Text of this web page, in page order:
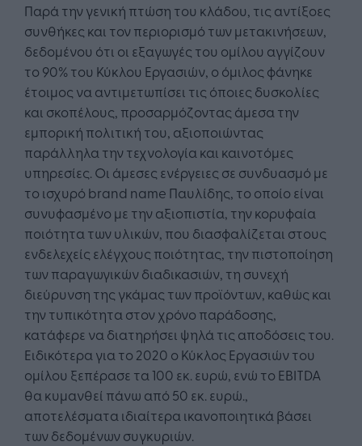
Παρά την γενική πτώση του κλάδου, τις αντίξοες
συνθήκες και τον περιορισμό των μετακινήσεων,
δεδομένου ότι οι εξαγωγές του ομίλου αγγίζουν
το 90% του Κύκλου Εργασιών, ο όμιλος φάνηκε
έτοιμος να αντιμετωπίσει τις όποιες δυσκολίες
και σκοπέλους, προσαρμόζοντας άμεσα την
εμπορική πολιτική του, αξιοποιώντας
παράλληλα την τεχνολογία και καινοτόμες
υπηρεσίες. Οι άμεσες ενέργειες σε συνδυασμό με
το ισχυρό brand name Παυλίδης, το οποίο είναι
συνυφασμένο με την αξιοπιστία, την κορυφαία
ποιότητα των υλικών, που διασφαλίζεται στους
ενδελεχείς ελέγχους ποιότητας, την πιστοποίηση
των παραγωγικών διαδικασιών, τη συνεχή
διεύρυνση της γκάμας των προϊόντων, καθώς και
την τυπικότητα στον χρόνο παράδοσης,
κατάφερε να διατηρήσει ψηλά τις αποδόσεις του.
Ειδικότερα για το 2020 ο Κύκλος Εργασιών του
ομίλου ξεπέρασε τα 100 εκ. ευρώ, ενώ το EBITDA
θα κυμανθεί πάνω από 50 εκ. ευρώ.,
αποτελέσματα ιδιαίτερα ικανοποιητικά βάσει
των δεδομένων συγκυριών.